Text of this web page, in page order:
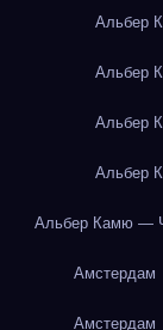
Альбер
Альбер
Альбер
Альбер
Альбер Камю —
Амстердам
Амстердам